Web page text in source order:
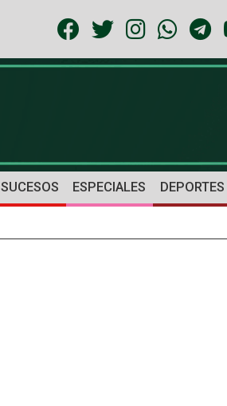
SUCESOS ESPECIALES DEPORTES